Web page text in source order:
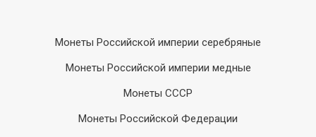
Монеты Российской империи серебряные
Монеты Российской империи медные
Монеты СССР
Монеты Российской Федерации